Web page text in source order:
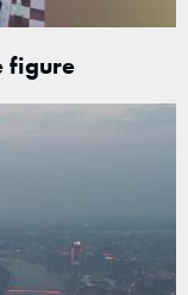
figure